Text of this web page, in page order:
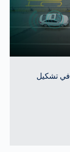
في تشكيل